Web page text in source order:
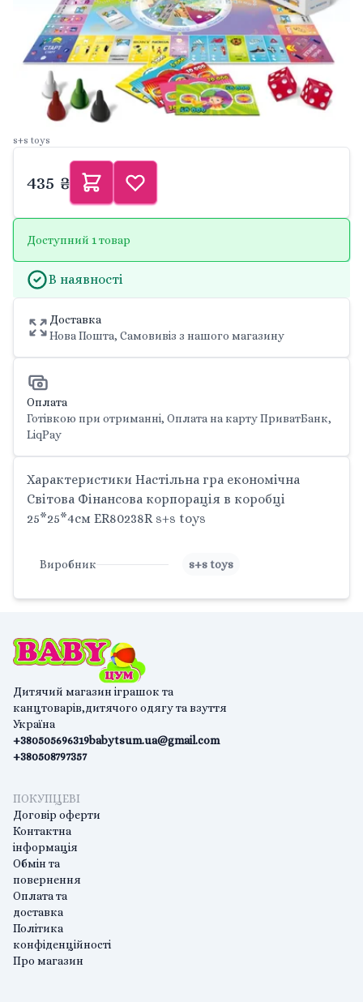
s+s toys
435 ₴
Доступний 1 товар
В наявності
Доставка
Нова Пошта, Самовивіз з нашого магазину
Оплата
Готівкою при отриманні, Оплата на карту ПриватБанк,
LiqPay
Характеристики Настільна гра економічна
Світова Фінансова корпорація в коробці
25*25*4см ER80238R s+s toys
Виробник s+s toys
Дитячий магазин іграшок та
канцтоварів,дитячого одягу та взуття
Україна
+380505696319
+380508797357
babytsum.ua@gmail.com
ПОКУПЦЕВІ
Договір оферти
Контактна
інформація
Обмін та
повернення
Оплата та
доставка
Політика
конфіденційності
Про магазин